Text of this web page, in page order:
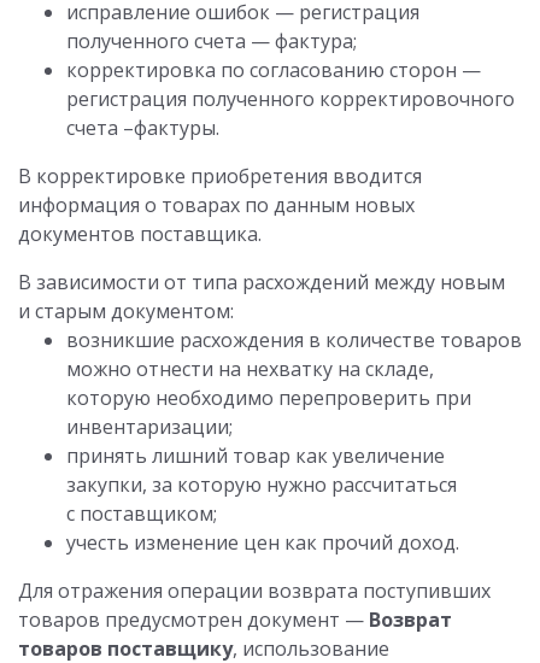
исправление ошибок — регистрация
полученного счета — фактура;
корректировка по согласованию сторон —
регистрация полученного корректировочного
счета –фактуры.
В корректировке приобретения вводится
информация о товарах по данным новых
документов поставщика.
В зависимости от типа расхождений между новым
и старым документом:
возникшие расхождения в количестве товаров
можно отнести на нехватку на складе,
которую необходимо перепроверить при
инвентаризации;
принять лишний товар как увеличение
закупки, за которую нужно рассчитаться
с поставщиком;
учесть изменение цен как прочий доход.
Для отражения операции возврата поступивших
товаров предусмотрен документ — Возврат
товаров поставщику, использование